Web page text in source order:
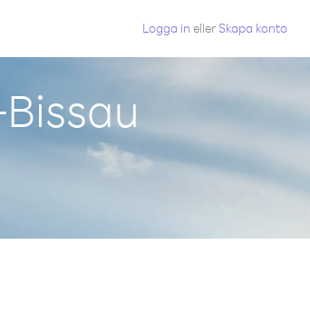
Logga in eller Skapa konto